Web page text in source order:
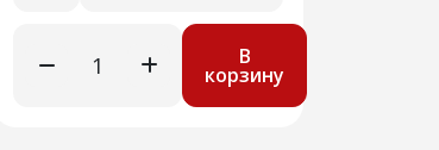
В
корзину